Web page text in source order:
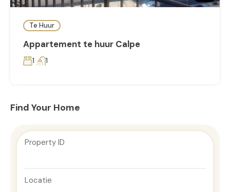
Te Huur
Appartement te huur Calpe
1 1
Find Your Home
Property ID
Locatie